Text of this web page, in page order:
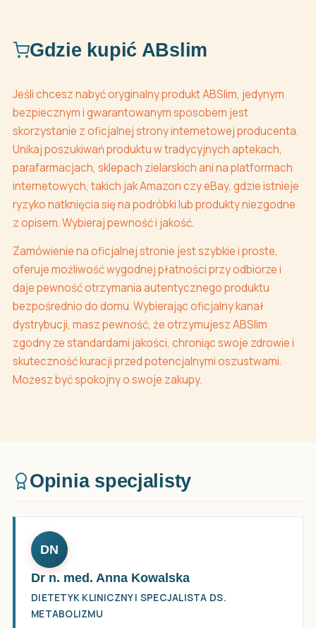
Gdzie kupić ABslim
Jeśli chcesz nabyć oryginalny produkt ABSlim, jedynym
bezpiecznym i gwarantowanym sposobem jest
skorzystanie z oficjalnej strony internetowej producenta.
Unikaj poszukiwań produktu w tradycyjnych aptekach,
parafarmacjach, sklepach zielarskich ani na platformach
internetowych, takich jak Amazon czy eBay, gdzie istnieje
ryzyko natknięcia się na podróbki lub produkty niezgodne
z opisem. Wybieraj pewność i jakość.
Zamówienie na oficjalnej stronie jest szybkie i proste,
oferuje możliwość wygodnej płatności przy odbiorze i
daje pewność otrzymania autentycznego produktu
bezpośrednio do domu. Wybierając oficjalny kanał
dystrybucji, masz pewność, że otrzymujesz ABSlim
zgodny ze standardami jakości, chroniąc swoje zdrowie i
skuteczność kuracji przed potencjalnymi oszustwami.
Możesz być spokojny o swoje zakupy.
Opinia specjalisty
DN
Dr n. med. Anna Kowalska
DIETETYK KLINICZNY I SPECJALISTA DS.
METABOLIZMU